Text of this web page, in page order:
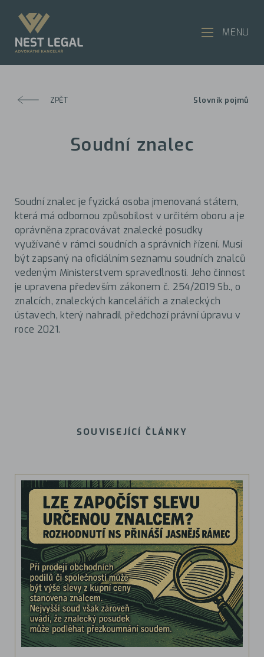
ZPĚT Slovník pojmů
Soudní znalec
Soudní znalec je fyzická osoba jmenovaná státem,
která má odbornou způsobilost v určitém oboru a je
oprávněna zpracovávat znalecké posudky
využívané v rámci soudních a správních řízení. Musí
být zapsaný na oficiálním seznamu soudních znalců
vedeným Ministerstvem spravedlnosti. Jeho činnost
je upravena především zákonem č. 254/2019 Sb., o
znalcích, znaleckých kancelářích a znaleckých
ústavech, který nahradil předchozí právní úpravu v
roce 2021.
SOUVISEJÍCÍ ČLÁNKY
MENU